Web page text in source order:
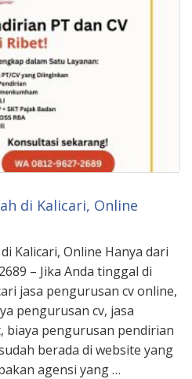
di Kalicari, Online
Kalicari, Online Hanya dari
– Jika Anda tinggal di
jasa pengurusan cv online,
pengurusan cv, jasa
biaya pengurusan pendirian
berada di website yang
agensi yang …